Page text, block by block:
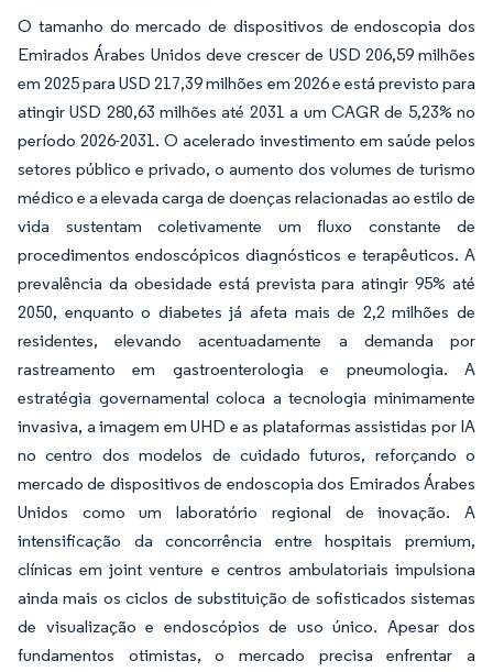
O tamanho do mercado de dispositivos de endoscopia dos
Emirados Árabes Unidos deve crescer de USD 206,59 milhões
em 2025 para USD 217,39 milhões em 2026 e está previsto para
atingir USD 280,63 milhões até 2031 a um CAGR de 5,23% no
período 2026-2031. O acelerado investimento em saúde pelos
setores público e privado, o aumento dos volumes de turismo
médico e a elevada carga de doenças relacionadas ao estilo de
vida sustentam coletivamente um fluxo constante de
procedimentos endoscópicos diagnósticos e terapêuticos. A
prevalência da obesidade está prevista para atingir 95% até
2050, enquanto o diabetes já afeta mais de 2,2 milhões de
residentes, elevando acentuadamente a demanda por
rastreamento em gastroenterologia e pneumologia. A
estratégia governamental coloca a tecnologia minimamente
invasiva, a imagem em UHD e as plataformas assistidas por IA
no centro dos modelos de cuidado futuros, reforçando o
mercado de dispositivos de endoscopia dos Emirados Árabes
Unidos como um laboratório regional de inovação. A
intensificação da concorrência entre hospitais premium,
clínicas em joint venture e centros ambulatoriais impulsiona
ainda mais os ciclos de substituição de sofisticados sistemas
de visualização e endoscópios de uso único. Apesar dos
fundamentos otimistas, o mercado precisa enfrentar a